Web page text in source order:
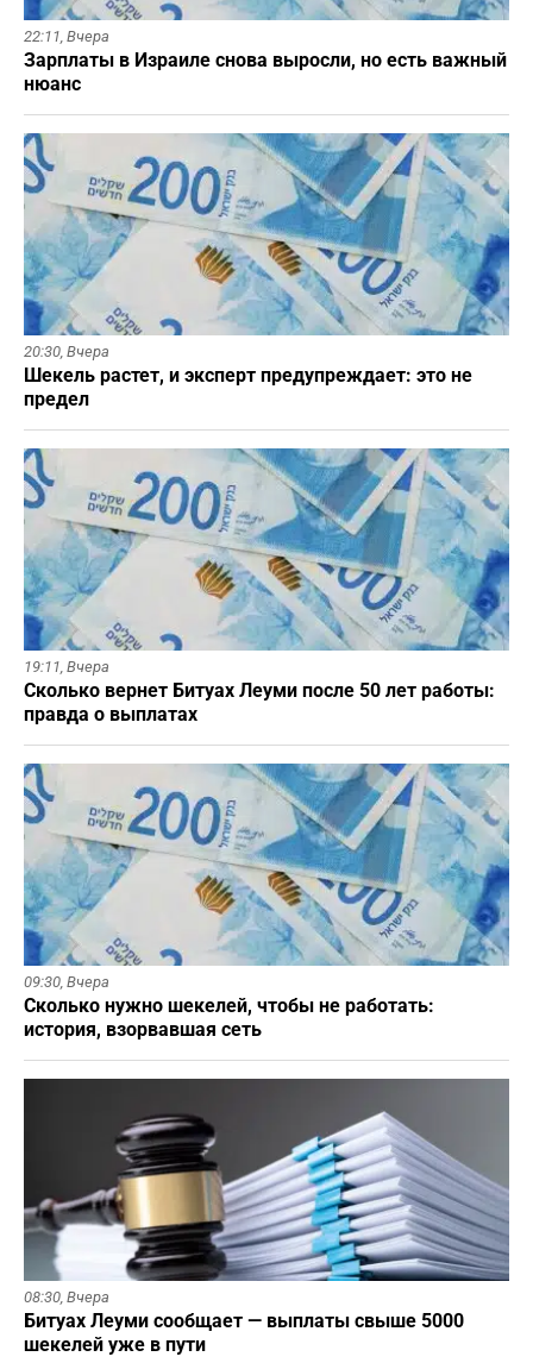
22:11, Вчера
Зарплаты в Израиле снова выросли, но есть важный
нюанс
20:30, Вчера
Шекель растет, и эксперт предупреждает: это не
предел
19:11, Вчера
Сколько вернет Битуах Леуми после 50 лет работы:
правда о выплатах
09:30, Вчера
Сколько нужно шекелей, чтобы не работать:
история, взорвавшая сеть
08:30, Вчера
Битуах Леуми сообщает — выплаты свыше 5000
шекелей уже в пути